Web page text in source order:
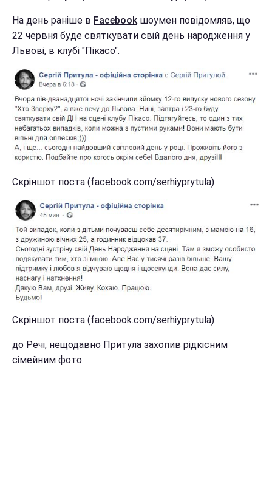
На день раніше в Facebookшоумен повідомляв, що
22 червня буде святкувати свій день народження у
Львові, в клубі "Пікасо".
Скріншот поста (facebook.com/serhiyprytula)
Скріншот поста (facebook.com/serhiyprytula)
до Речі, нещодавно Притула захопив рідкісним
сімейним фото.